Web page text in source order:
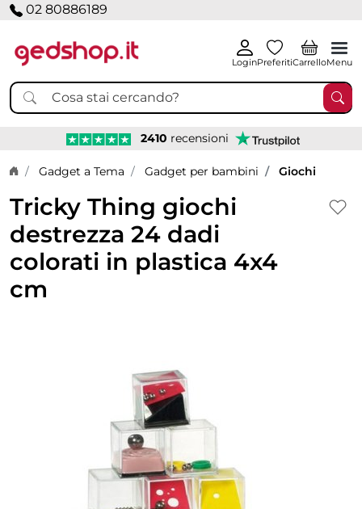
02 80886189
LoginPreferitiCarrelloMenu
2410 recensioni
Home page
Gadget a Tema Gadget per bambini Giochi
Tricky Thing giochi
destrezza 24 dadi
colorati in plastica 4x4
cm